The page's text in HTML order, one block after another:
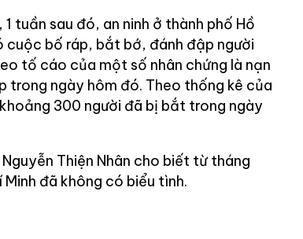
tuần sau đó, an ninh ở thành phố Hồ
cuộc bố ráp, bắt bớ, đánh đập người
tố cáo của một số nhân chứng là nạn
trong ngày hôm đó. Theo thống kê của
300 người đã bị bắt trong ngày
Thiện Nhân cho biết từ tháng
đã không có biểu tình.